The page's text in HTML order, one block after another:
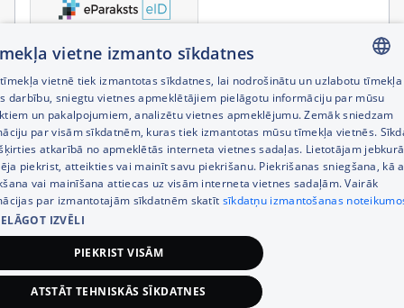
LATVIAN
RUSSIAN
ENGLISH
vietne izmanto sīkdatnes
vietnē tiek izmantotas sīkdatnes, lai nodrošinātu un uzlabotu tīmekļa
darbību, sniegtu vietnes apmeklētājiem pielāgotu informāciju par mūsu
un pakalpojumiem, analizētu vietnes apmeklējumu. Zemāk sniedzam
par visām sīkdatnēm, kuras tiek izmantotas mūsu tīmekļa vietnēs.
atkarībā no apmeklētās interneta vietnes sadaļas. Lietotājam
piekrist, atteikties vai mainīt savu piekrišanu. Piekrišanas sniegšana, kā
vai mainīšana attiecas uz visām interneta vietnes sadaļām. Vairāk
par izmantotajām sīkdatnēm skatīt sīkdatņu izmantošanas
IZVĒLI
PIEKRIST VISĀM
ATSTĀT TEHNISKĀS SĪKDATNES